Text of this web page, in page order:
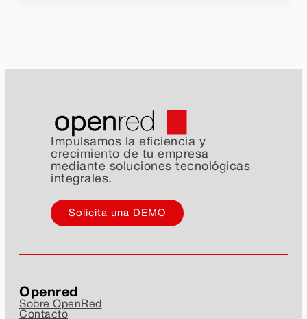
Impulsamos la eficiencia y
crecimiento de tu empresa
mediante soluciones tecnológicas
integrales.
Solicita una DEMO
Openred
Sobre OpenRed
Contacto